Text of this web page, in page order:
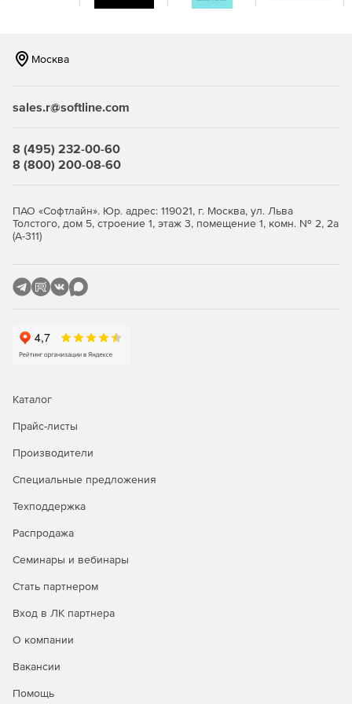
Защита от нарушений и несанкционированного доступа
маскирования при создании новых баз данных или
обновлении среды разработки и тестирования.
через постоянное отслеживание, управление и
отчетность.
Москва
sales.r@softline.com
8 (495) 232-00-60
8 (800) 200-08-60
ПАО «Софтлайн». Юр. адрес: 119021, г. Москва, ул. Льва
Толстого, дом 5, строение 1, этаж 3, помещение 1, комн. № 2, 2а
(А-311)
Каталог
Прайс-листы
Производители
Специальные предложения
Техподдержка
Распродажа
Семинары и вебинары
Стать партнером
Вход в ЛК партнера
О компании
Вакансии
Помощь